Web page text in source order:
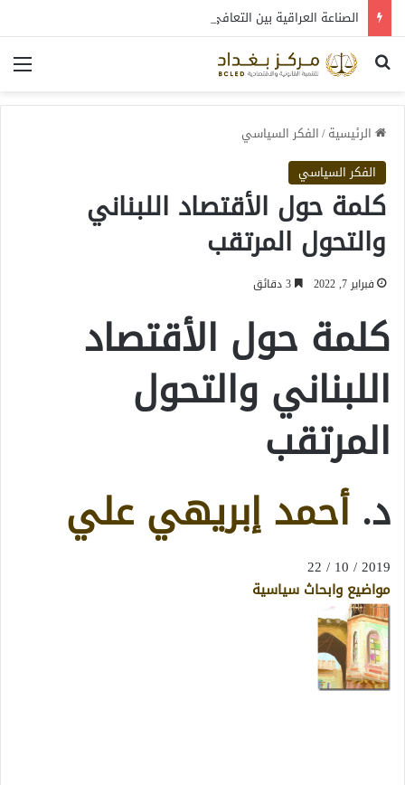
بحث عن
الرئيسية/الفكر السياسي
الفكر السياسي
كلمة حول الأقتصاد اللبناني
والتحول المرتقب
فبراير 7, 2022
كلمة حول الأقتصاد
اللبناني والتحول
المرتقب
د.أحمد إبريهي علي
2019 / 10 / 22
مواضيع وابحاث سياسية